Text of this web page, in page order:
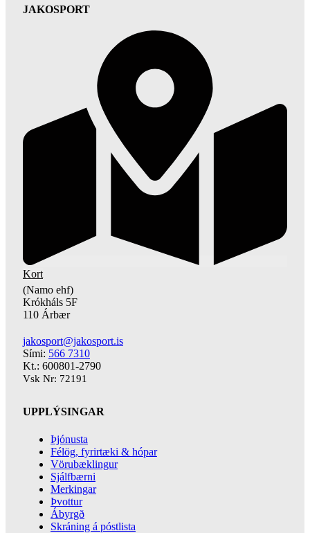
JAKOSPORT
Kort
(Namo ehf)
Krókháls 5F
110 Árbær
jakosport@jakosport.is
Sími: 566 7310
Kt.: 600801-2790
Vsk Nr: 72191
UPPLÝSINGAR
Þjónusta
Félög, fyrirtæki & hópar
Vörubæklingur
Sjálfbærni
Merkingar
Þvottur
Ábyrgð
Skráning á póstlista